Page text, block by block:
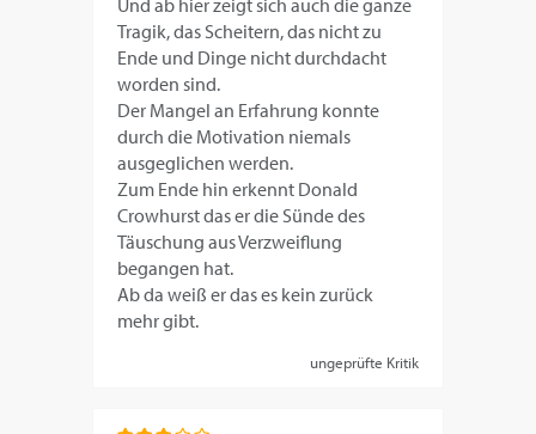
Und ab hier zeigt sich auch die ganze
Tragik, das Scheitern, das nicht zu
Ende und Dinge nicht durchdacht
worden sind.
Der Mangel an Erfahrung konnte
durch die Motivation niemals
ausgeglichen werden.
Zum Ende hin erkennt Donald
Crowhurst das er die Sünde des
Täuschung aus Verzweiflung
begangen hat.
Ab da weiß er das es kein zurück
mehr gibt.
ungeprüfte Kritik